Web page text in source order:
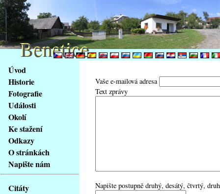
obsah
stránky
Klávesové
zkratky
tomto
webu
základní
Hlavní
strana
Úvod
Historie
Fotografie
Události
Okolí
Ke stažení
Odkazy
O stránkách
Napište nám
Citáty
Vaše e-mailová adresa
Text zprávy
Napište postupně druhý, desátý, čtvrtý,
Benetice
Benetice